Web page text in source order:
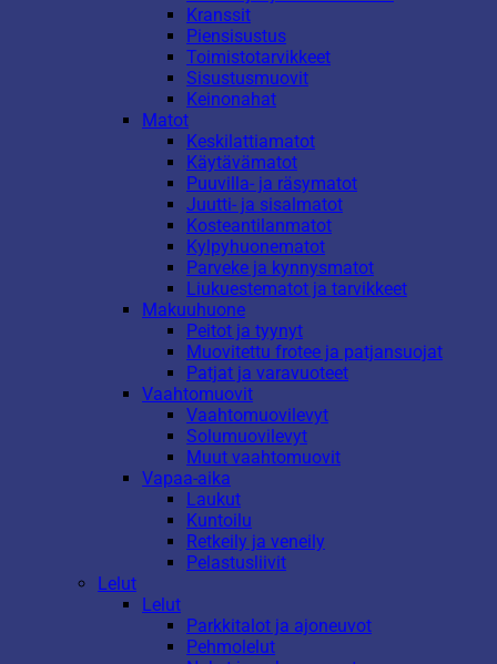
Kranssit
Piensisustus
Toimistotarvikkeet
Sisustusmuovit
Keinonahat
Matot
Keskilattiamatot
Käytävämatot
Puuvilla- ja räsymatot
Juutti- ja sisalmatot
Kosteantilanmatot
Kylpyhuonematot
Parveke ja kynnysmatot
Liukuestematot ja tarvikkeet
Makuuhuone
Peitot ja tyynyt
Muovitettu frotee ja patjansuojat
Patjat ja varavuoteet
Vaahtomuovit
Vaahtomuovilevyt
Solumuovilevyt
Muut vaahtomuovit
Vapaa-aika
Laukut
Kuntoilu
Retkeily ja veneily
Pelastusliivit
Lelut
Lelut
Parkkitalot ja ajoneuvot
Pehmolelut